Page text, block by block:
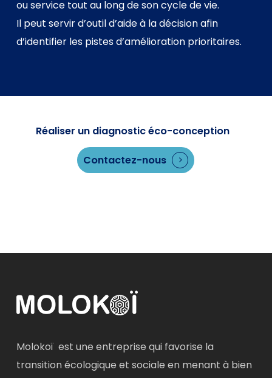
ou service tout au long de son cycle de vie.
Il peut servir d’outil d’aide à la décision afin
d’identifier les pistes d’amélioration prioritaires.
Réaliser un diagnostic éco-conception
Contactez-nous
Molokoï est une entreprise qui favorise la
transition écologique et sociale en menant à bien